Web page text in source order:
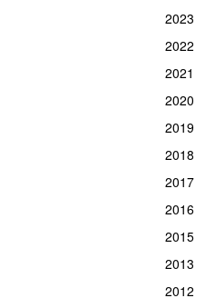
2023
2022
2021
2020
2019
2018
2017
2016
2015
2013
2012